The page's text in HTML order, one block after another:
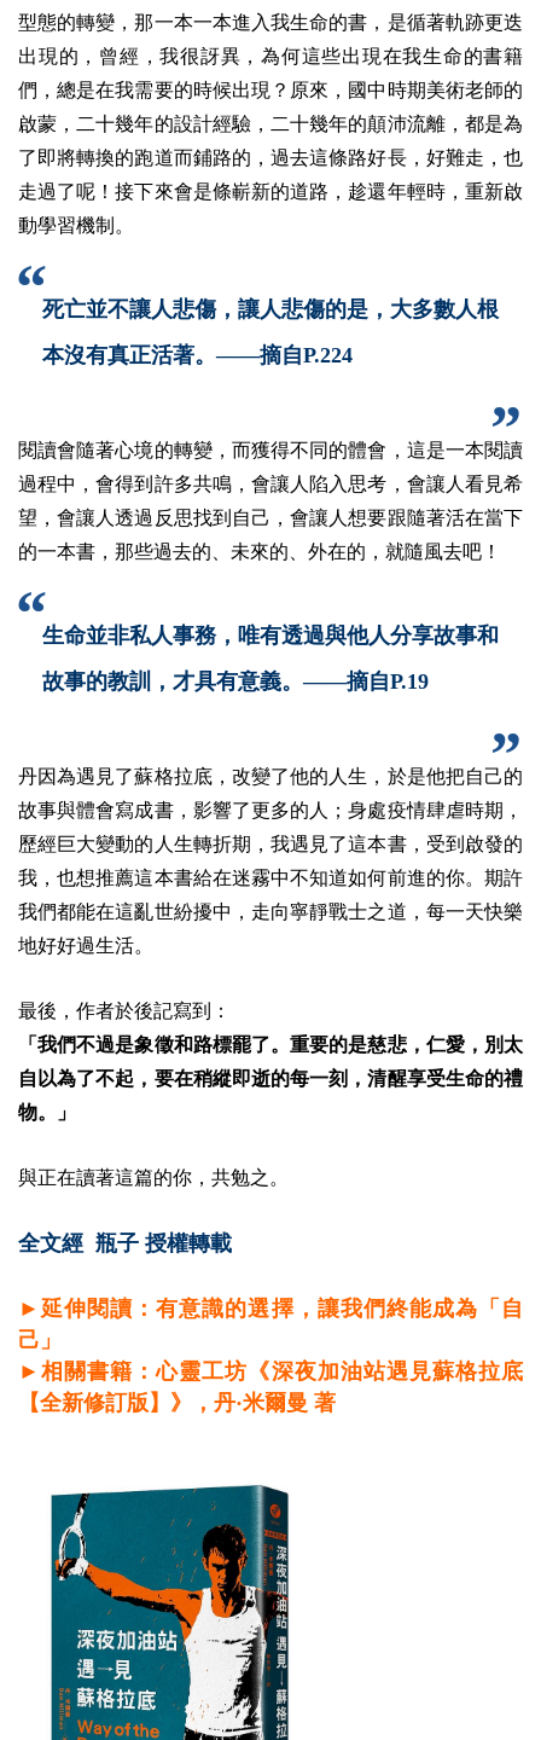
型態的轉變，那一本一本進入我生命的書，是循著軌跡更迭
出現的，曾經，我很訝異，為何這些出現在我生命的書籍
們，總是在我需要的時候出現？原來，國中時期美術老師的
啟蒙，二十幾年的設計經驗，二十幾年的顛沛流離，都是為
了即將轉換的跑道而鋪路的，過去這條路好長，好難走，也
走過了呢！接下來會是條嶄新的道路，趁還年輕時，重新啟
動學習機制。
死亡並不讓人悲傷，讓人悲傷的是，大多數人根
本沒有真正活著。——摘自P.224
閱讀會隨著心境的轉變，而獲得不同的體會，這是一本閱讀
過程中，會得到許多共鳴，會讓人陷入思考，會讓人看見希
望，會讓人透過反思找到自己，會讓人想要跟隨著活在當下
的一本書，那些過去的、未來的、外在的，就隨風去吧！
生命並非私人事務，唯有透過與他人分享故事和
故事的教訓，才具有意義。——摘自P.19
丹因為遇見了蘇格拉底，改變了他的人生，於是他把自己的
故事與體會寫成書，影響了更多的人；身處疫情肆虐時期，
歷經巨大變動的人生轉折期，我遇見了這本書，受到啟發的
我，也想推薦這本書給在迷霧中不知道如何前進的你。期許
我們都能在這亂世紛擾中，走向寧靜戰士之道，每一天快樂
地好好過生活。
最後，作者於後記寫到：
「我們不過是象徵和路標罷了。重要的是慈悲，仁愛，別太
自以為了不起，要在稍縱即逝的每一刻，清醒享受生命的禮
物。」
與正在讀著這篇的你，共勉之。
全文經 瓶子 授權轉載
►延伸閱讀：有意識的選擇，讓我們終能成為「自
己」
►相關書籍：心靈工坊《深夜加油站遇見蘇格拉底
【全新修訂版】》，丹·米爾曼 著